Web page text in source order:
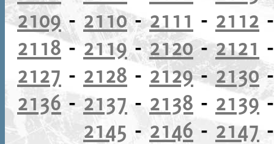
2109- 2110-2111 - 2112
2118- 2119-2120-2121
2127 - 2128 - 2129-2130
2136 -2137 - 2138 - 2139
2145 - 2146 - 2147